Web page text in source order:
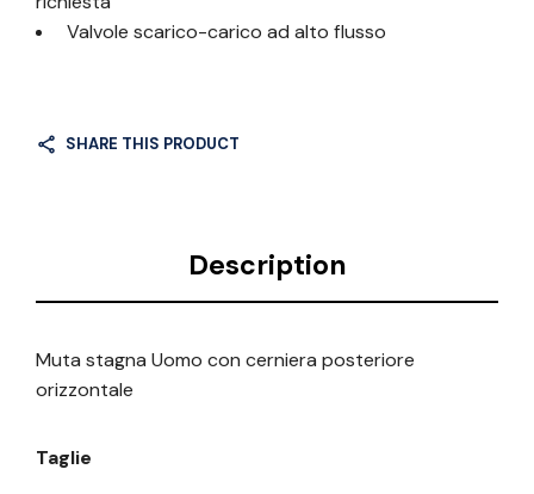
Valvole scarico-carico ad alto flusso
SHARE THIS PRODUCT
Description
Muta stagna Uomo con cerniera posteriore
orizzontale
Taglie